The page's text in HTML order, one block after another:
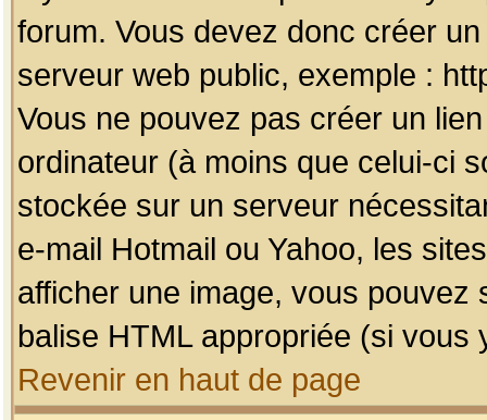
forum. Vous devez donc créer
serveur web public, exemple :
Vous ne pouvez pas créer un
ordinateur (à moins que celui-ci
stockée sur un serveur
e-mail Hotmail ou Yahoo, les
afficher une image, vous pouvez
balise HTML appropriée (si vous
Revenir en haut de page